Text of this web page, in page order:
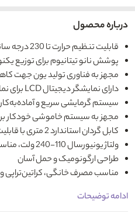
درباره محصول
قابلیت تنظیم حرارت تا 230 درجه سانتی‌گراد
پوشش نانو تیتانیوم برای توزیع
مجهز به فناوری تولید یون جهت
دارای نمایشگر دیجیتال LCD برای نمایش دقیق دما
سیستم گرمایشی سریع و آماده‌به‌کار
مجهز به سیستم خاموشی خودکار
کابل گردان استاندارد 2 متری با قابلیت چرخش 360 درجه
ولتاژ یونیورسال 110-240 ولت، مناسب استفاده در سفر
طراحی ارگونومیک و حمل‌ آسان
مناسب مصرف خانگی، کراتین‌تراپی
ادامه توضیحات